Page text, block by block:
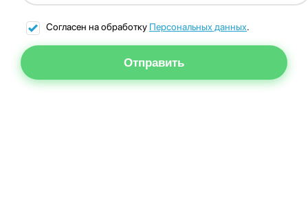
Согласен на обработку Персональных данных.
Отправить